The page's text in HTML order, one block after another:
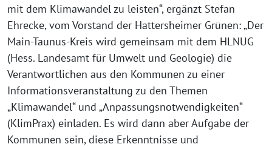
mit dem Klimawandel zu leisten“, ergänzt Stefan
Ehrecke, vom Vorstand der Hattersheimer Grünen: „Der
Main-Taunus-Kreis wird gemeinsam mit dem HLNUG
(Hess. Landesamt für Umwelt und Geologie) die
Verantwortlichen aus den Kommunen zu einer
Informationsveranstaltung zu den Themen
„Klimawandel“ und „Anpassungsnotwendigkeiten“
(KlimPrax) einladen. Es wird dann aber Aufgabe der
Kommunen sein, diese Erkenntnisse und